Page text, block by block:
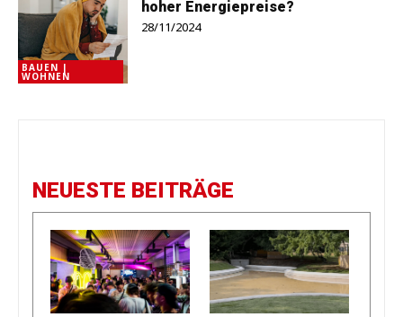
BAUEN |
WOHNEN
hoher Energiepreise?
28/11/2024
NEUESTE BEITRÄGE